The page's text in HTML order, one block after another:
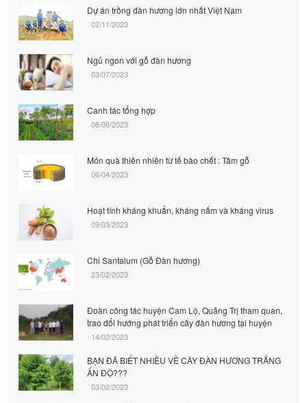
Dự án trồng đàn hương lớn nhất Việt Nam
02/11/2023
Ngủ ngon với gỗ đàn hương
03/07/2023
Canh tác tổng hợp
06/06/2023
Món quà thiên nhiên từ tế bào chết : Tâm gỗ
06/04/2023
Hoạt tính kháng khuẩn, kháng nấm và kháng virus
09/03/2023
Chi Santalum (Gỗ Đàn hương)
23/02/2023
Đoàn công tác huyện Cam Lộ, Quảng Trị tham quan,
trao đổi hướng phát triển cây đàn hương tại huyện
14/02/2023
BẠN ĐÃ BIẾT NHIỀU VỀ CÂY ĐÀN HƯƠNG TRẮNG
ẤN ĐỘ???
03/02/2023